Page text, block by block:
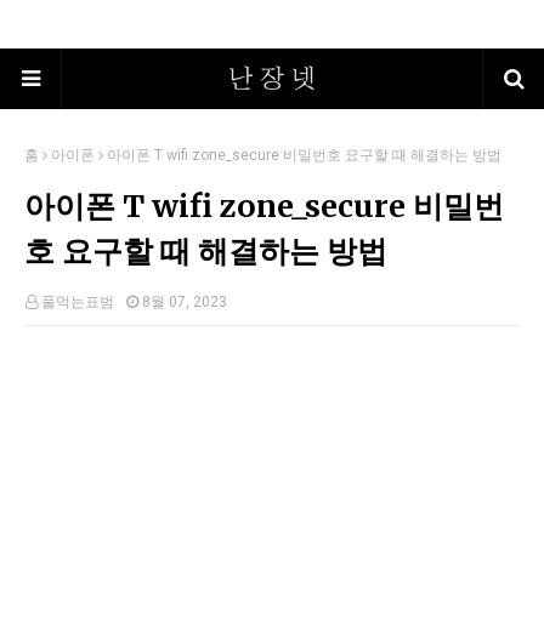
홈 아이폰 아이폰 T wifi zone_secure 비밀번호 요구할 때 해결하는 방법
아이폰 T wifi zone_secure 비밀번
호 요구할 때 해결하는 방법
풀먹는표범 8월 07, 2023